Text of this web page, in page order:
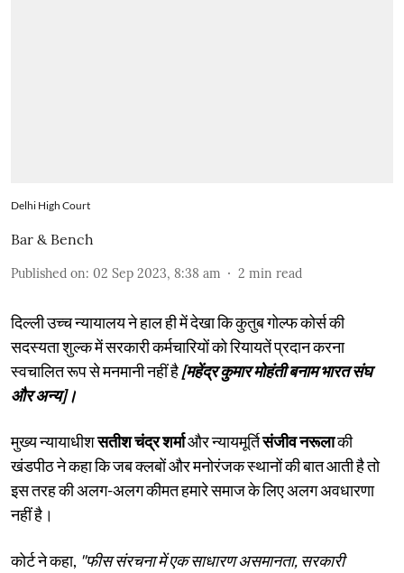
Delhi High Court
Bar & Bench
Published on: 02 Sep 2023, 8:38 am 2 min read
दिल्ली उच्च न्यायालय ने हाल ही में देखा कि कुतुब गोल्फ कोर्स की
सदस्यता शुल्क में सरकारी कर्मचारियों को रियायतें प्रदान करना
स्वचालित रूप से मनमानी नहीं है[महेंद्र कुमार मोहंती बनाम भारत संघ
और अन्य]।
मुख्य न्यायाधीशसतीश चंद्र शर्माऔर न्यायमूर्तिसंजीव नरूलाकी
खंडपीठ ने कहा कि जब क्लबों और मनोरंजक स्थानों की बात आती है तो
इस तरह की अलग-अलग कीमत हमारे समाज के लिए अलग अवधारणा
नहीं है।
कोर्ट ने कहा, "फीस संरचना में एक साधारण असमानता, सरकारी